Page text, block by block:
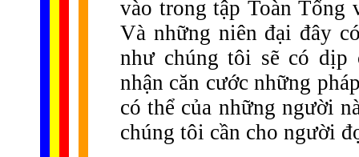
vào trong tập Toàn Tống
Và những niên đại đây
như chúng tôi sẽ có dịp
nhận căn cước những
có thể của những người
chúng tôi cần cho người